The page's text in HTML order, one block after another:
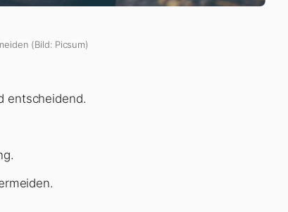
(Bild: Picsum)
entscheidend.